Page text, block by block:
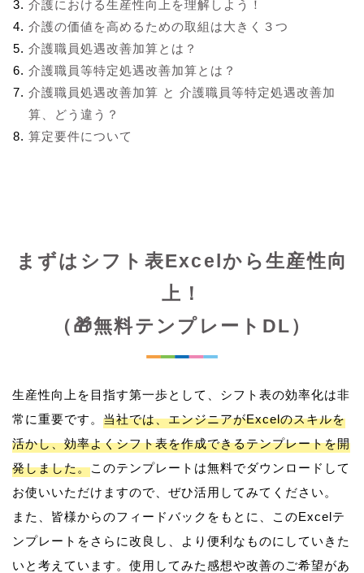
介護における生産性向上を理解しよう！
介護の価値を高めるための取組は大きく３つ
介護職員処遇改善加算とは？
介護職員等特定処遇改善加算とは？
介護職員処遇改善加算 と 介護職員等特定処遇改善加
算、どう違う？
算定要件について
まずはシフト表Excelから生産性向
上！
（🎁無料テンプレートDL）
生産性向上を目指す第一歩として、シフト表の効率化は非
常に重要です。 当社では、エンジニアがExcelのスキルを
活かし、効率よくシフト表を作成できるテンプレートを開
発しました。このテンプレートは無料でダウンロードして
お使いいただけますので、ぜひ活用してみてください。
また、皆様からのフィードバックをもとに、このExcelテ
ンプレートをさらに改良し、より便利なものにしていきた
いと考えています。使用してみた感想や改善のご希望があ